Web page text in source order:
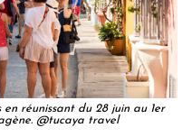
réunissant du 28 juin au 1er
@tucaya travel